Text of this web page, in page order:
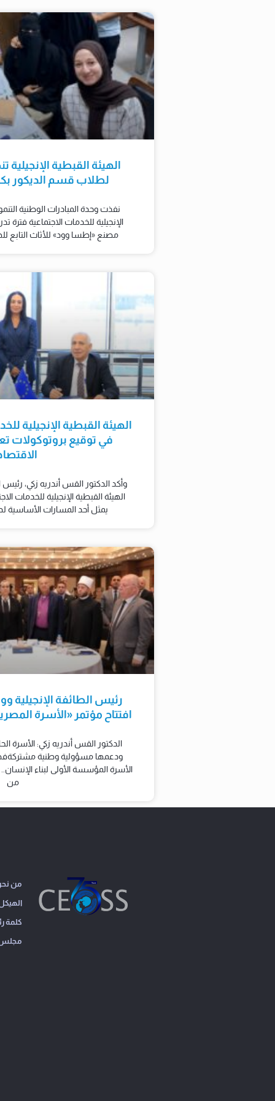
الهيئة القبطية الإنجيلية
لطلاب قسم الديكور
نفذت وحدة المبادرات الوطنية
الإنجيلية للخدمات الاجتماعية فترة
مصنع «إطسا وود» للأثاث التابع
الهيئة القبطية الإنجيلية
في توقيع بروتوكولات
وأكد الدكتور القس أندريه زكي،
الهيئة القبطية الإنجيلية للخدمات
يمثل أحد المسارات الأساسية
رئيس الطائفة الإنجيلية
افتتاح مؤتمر «الأسرة
الدكتور القس أندريه زكي: الأسرة
ودعمها مسؤولية وطنية
الأسرة المؤسسة الأولى لبناء
من
من
كلمة
مجلس